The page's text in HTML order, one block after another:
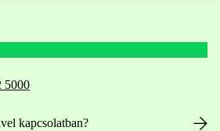
5000
kapcsolatban?